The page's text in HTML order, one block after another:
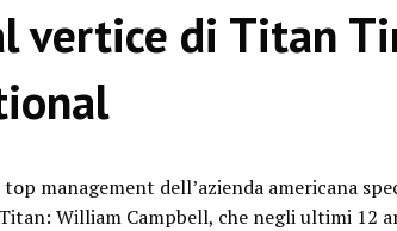
vertice di Titan
management dell’azienda americana
William Campbell, che negli ultimi 12